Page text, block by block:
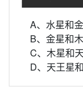
A、水星和
B、金星和
C、木星和
D、天王星